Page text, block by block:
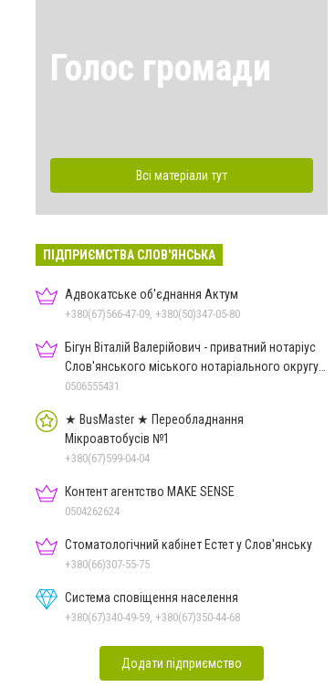
Голос громади
Всі матеріали тут
ПІДПРИЄМСТВА СЛОВ'ЯНСЬКА
Адвокатське об'єднання Актум
+380(67)566-47-09, +380(50)347-05-80
Бігун Віталій Валерійович - приватний нотаріус
Слов'янського міського нотаріального округу
Дон.обл.
0506555431
★ BusMaster ★ Переобладнання
Мікроавтобусів №1
+380(67)599-04-04
Контент агентство MAKE SENSE
0504262624
Стоматологічний кабінет Естет у Слов'янську
+380(66)307-55-75
Система сповіщення населення
+380(67)340-49-59, +380(67)350-44-68
Додати підприємство